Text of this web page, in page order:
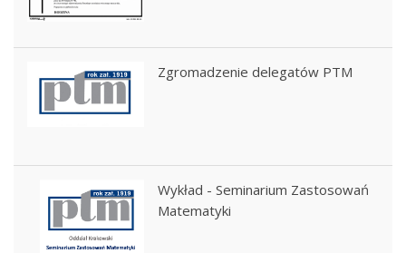
Zgromadzenie delegatów PTM
Wykład - Seminarium Zastosowań
Matematyki